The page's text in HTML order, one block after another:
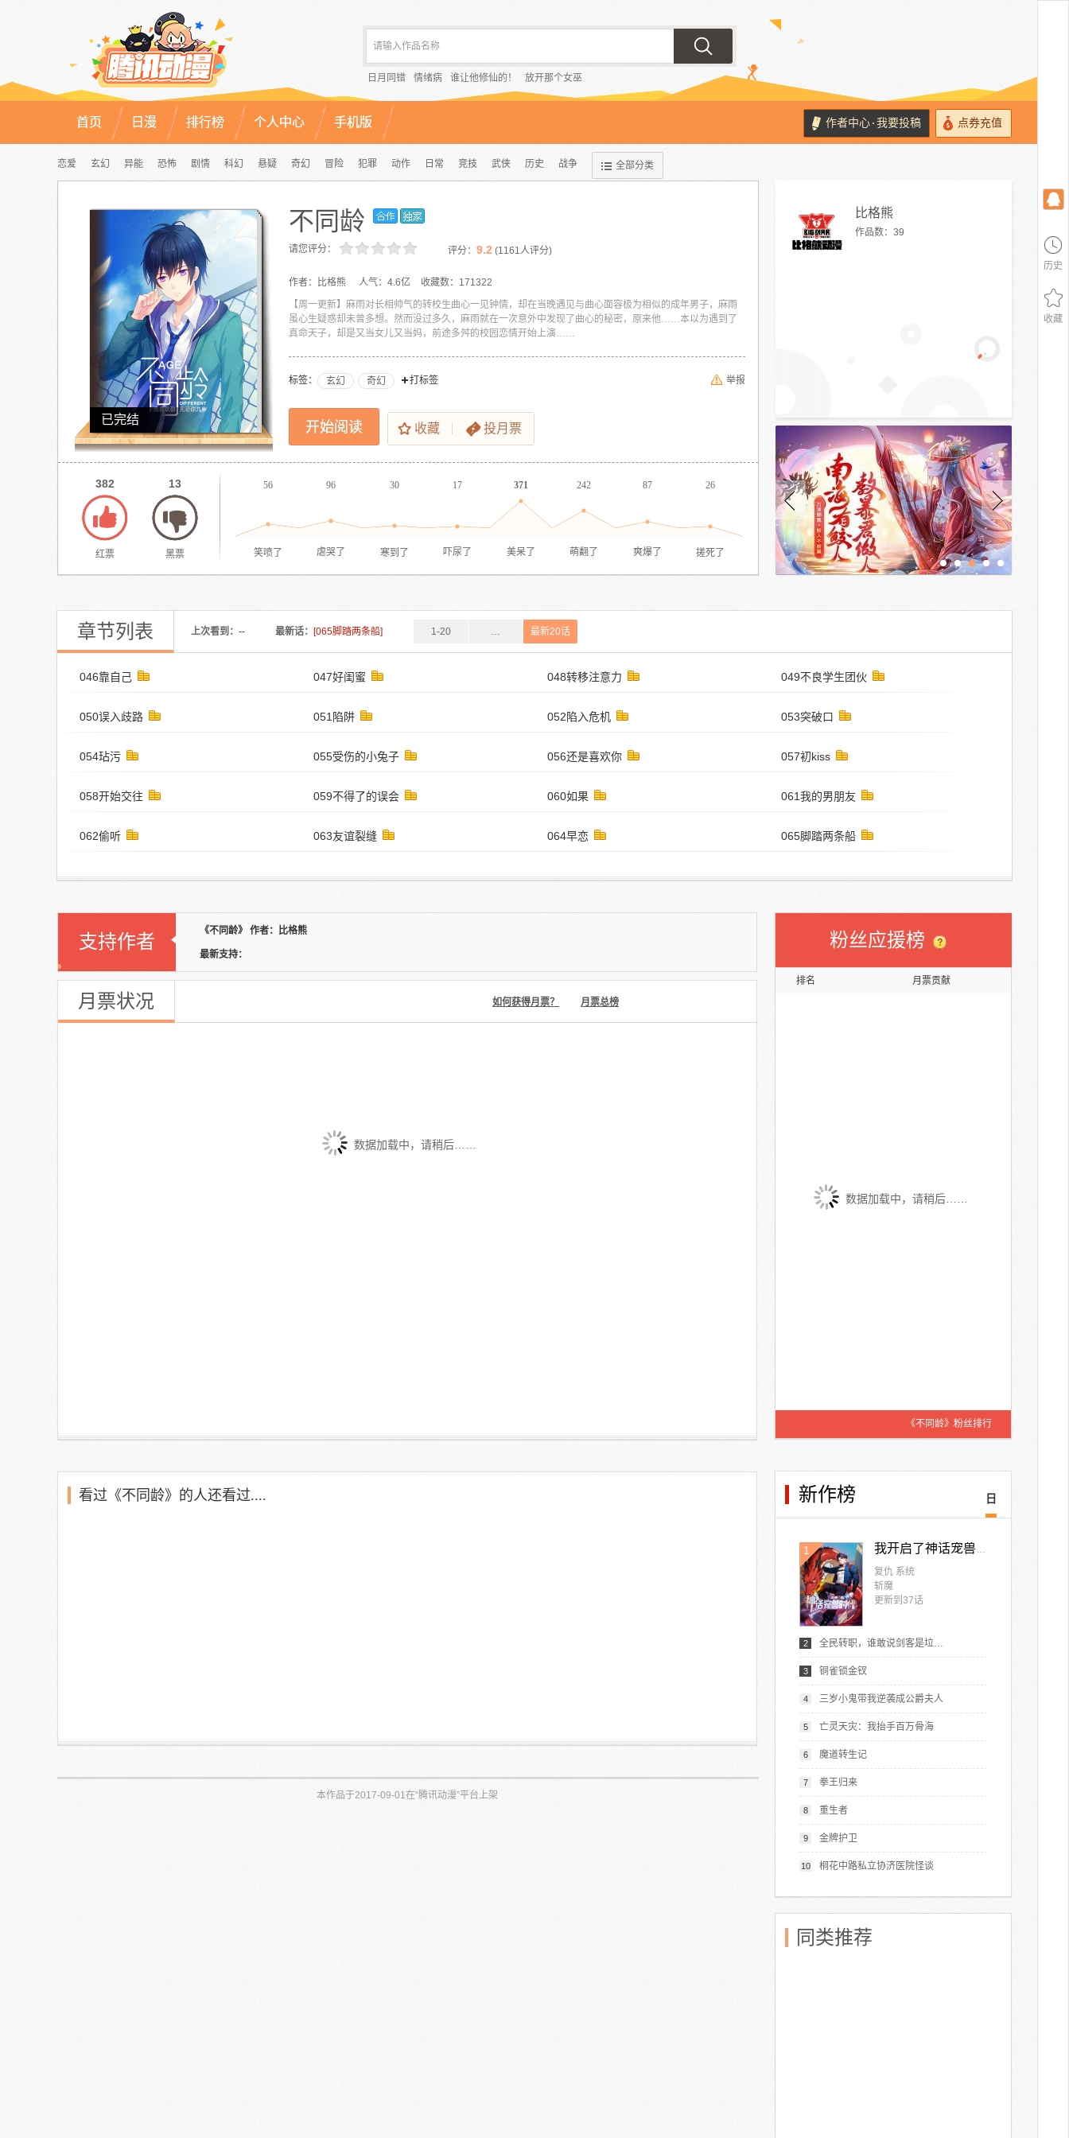
请输入作品名称
日月同错 情绪病 谁让他修仙的！ 放开那个女巫
首页 日漫 排行榜 个人中心 手机版 作者中心 · 我要投稿 点券充值
恋爱 玄幻 异能 恐怖 剧情 科幻 悬疑 奇幻 冒险 犯罪 动作 日常 竞技 武侠 历史 战争 全部分类
已完结
不同龄
请您评分： 评分： 9.2 (1161人评分)
作者： 比格熊 人气： 4.6亿 收藏数： 171322
【周一更新】麻雨对长相帅气的转校生曲心一见钟情，却在当晚遇见与曲心面容极为相似的成年男子，麻雨
虽心生疑惑却未曾多想。然而没过多久，麻雨就在一次意外中发现了曲心的秘密，原来他……本以为遇到了
真命天子，却是又当女儿又当妈，前途多舛的校园恋情开始上演……
标签： 玄幻 奇幻 打标签
开始阅读 收藏 投月票
举报
382
红票
13
黑票 搓死了
爽爆了
萌翻了
美呆了
吓尿了
寒到了
虐哭了
笑喷了
56 96 30 17 371 242 87 26
比格熊
作品数： 39
章节列表 上次看到： -- 最新话： [065脚踏两条船] 1-20 … 最新20话
046靠自己 047好闺蜜 048转移注意力 049不良学生团伙
050误入歧路 051陷阱 052陷入危机 053突破口
054玷污 055受伤的小兔子 056还是喜欢你 057初kiss
058开始交往 059不得了的误会 060如果 061我的男朋友
062偷听 063友谊裂缝 064早恋 065脚踏两条船
支持作者
《不同龄》 作者：比格熊
最新支持：
月票状况
数据加载中，请稍后……
如何获得月票？ 月票总榜
看过《不同龄》的人还看过....
本作品于2017-09-01在“腾讯动漫”平台上架
粉丝应援榜
排名 月票贡献
数据加载中，请稍后……
《不同龄》粉丝排行
新作榜 日
1
我开启了神话宠兽时代
复仇 系统
斩魔
更新到 37话
2 全民转职，谁敢说剑客是垃圾职业
3 铜雀锁金钗
4 三岁小鬼带我逆袭成公爵夫人
5 亡灵天灾：我抬手百万骨海
6 魔道转生记
7 拳王归来
8 重生者
9 金牌护卫
10 桐花中路私立协济医院怪谈
同类推荐
历史
收藏